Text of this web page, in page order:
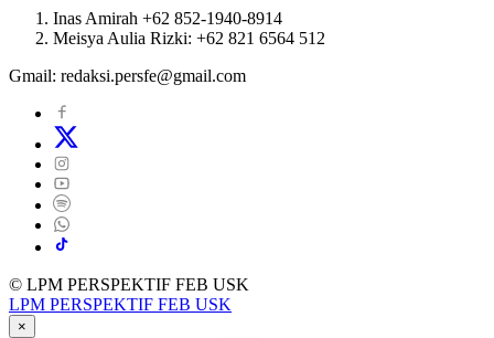
Inas Amirah +62 852-1940-8914
Meisya Aulia Rizki: +62 821 6564 512
Gmail: redaksi.persfe@gmail.com
© LPM PERSPEKTIF FEB USK
LPM PERSPEKTIF FEB USK
×